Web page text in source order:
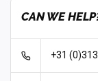
CAN WE
+31